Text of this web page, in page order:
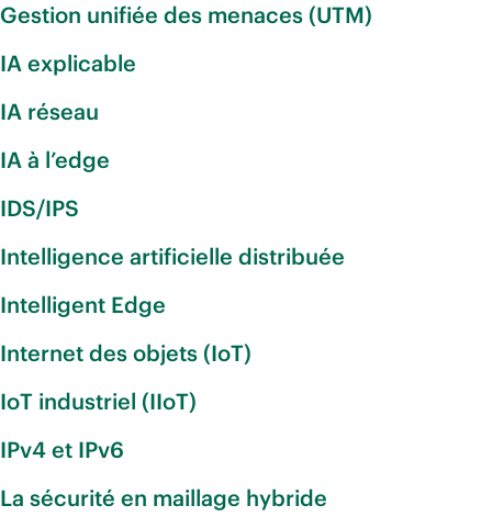
Gestion unifiée des menaces (UTM)
IA explicable
IA réseau
IA à l’edge
IDS/IPS
Intelligence artificielle distribuée
Intelligent Edge
Internet des objets (IoT)
IoT industriel (IIoT)
IPv4 et IPv6
La sécurité en maillage hybride